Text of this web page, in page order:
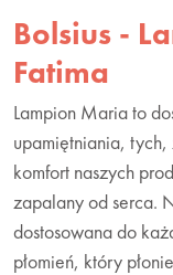
Bolsius -
Fatima
Lampion Maria to
upamiętniania, tych,
komfort naszych
zapalany od serca.
dostosowana do
płomień, który